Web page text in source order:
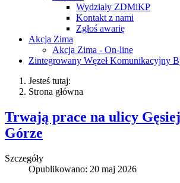
Wydziały ZDMiKP
Kontakt z nami
Zgłoś awarię
Akcja Zima
Akcja Zima - On-line
Zintegrowany Węzeł Komunikacyjny
Jesteś tutaj:
Strona główna
Trwają prace na ulicy
Górze
Szczegóły
Opublikowano: 20 maj 2026